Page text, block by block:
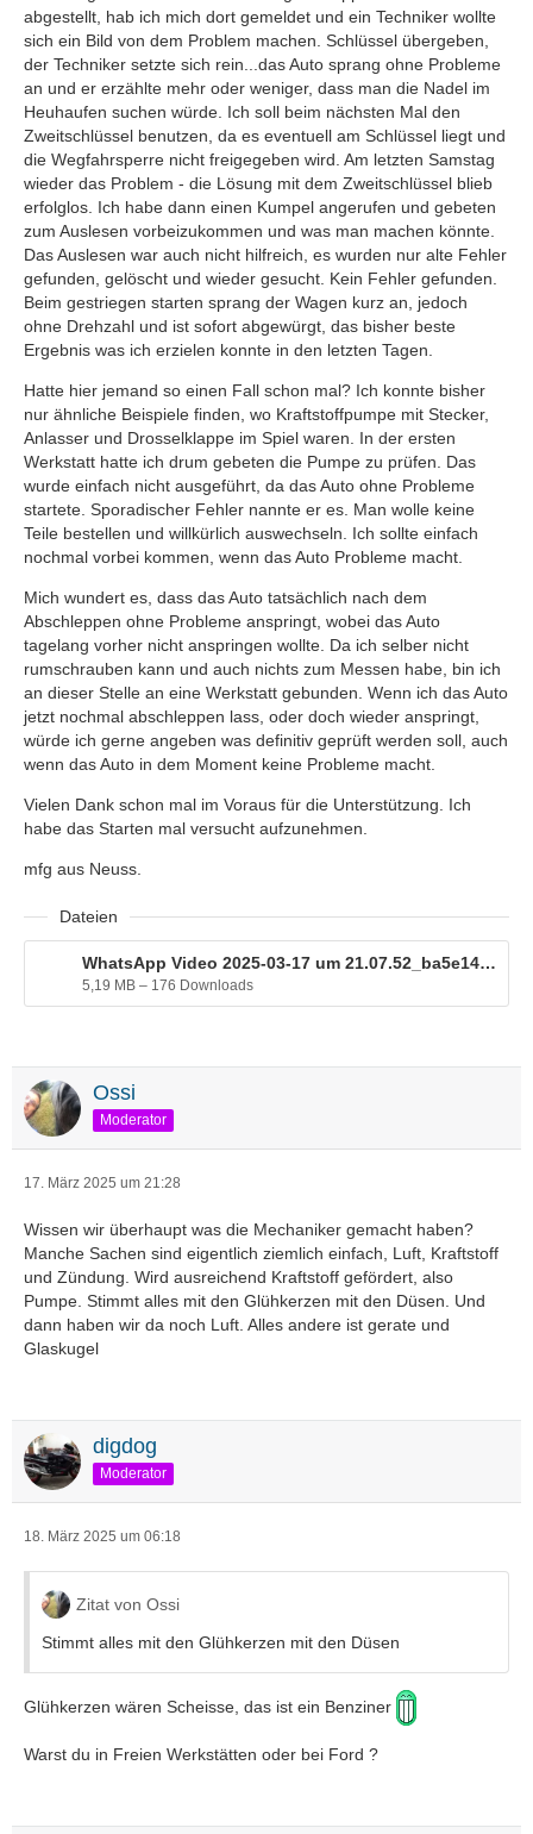
abgestellt, hab ich mich dort gemeldet und ein Techniker wollte
sich ein Bild von dem Problem machen. Schlüssel übergeben,
der Techniker setzte sich rein...das Auto sprang ohne Probleme
an und er erzählte mehr oder weniger, dass man die Nadel im
Heuhaufen suchen würde. Ich soll beim nächsten Mal den
Zweitschlüssel benutzen, da es eventuell am Schlüssel liegt und
die Wegfahrsperre nicht freigegeben wird. Am letzten Samstag
wieder das Problem - die Lösung mit dem Zweitschlüssel blieb
erfolglos. Ich habe dann einen Kumpel angerufen und gebeten
zum Auslesen vorbeizukommen und was man machen könnte.
Das Auslesen war auch nicht hilfreich, es wurden nur alte Fehler
gefunden, gelöscht und wieder gesucht. Kein Fehler gefunden.
Beim gestriegen starten sprang der Wagen kurz an, jedoch
ohne Drehzahl und ist sofort abgewürgt, das bisher beste
Ergebnis was ich erzielen konnte in den letzten Tagen.
Hatte hier jemand so einen Fall schon mal? Ich konnte bisher
nur ähnliche Beispiele finden, wo Kraftstoffpumpe mit Stecker,
Anlasser und Drosselklappe im Spiel waren. In der ersten
Werkstatt hatte ich drum gebeten die Pumpe zu prüfen. Das
wurde einfach nicht ausgeführt, da das Auto ohne Probleme
startete. Sporadischer Fehler nannte er es. Man wolle keine
Teile bestellen und willkürlich auswechseln. Ich sollte einfach
nochmal vorbei kommen, wenn das Auto Probleme macht.
Mich wundert es, dass das Auto tatsächlich nach dem
Abschleppen ohne Probleme anspringt, wobei das Auto
tagelang vorher nicht anspringen wollte. Da ich selber nicht
rumschrauben kann und auch nichts zum Messen habe, bin ich
an dieser Stelle an eine Werkstatt gebunden. Wenn ich das Auto
jetzt nochmal abschleppen lass, oder doch wieder anspringt,
würde ich gerne angeben was definitiv geprüft werden soll, auch
wenn das Auto in dem Moment keine Probleme macht.
Vielen Dank schon mal im Voraus für die Unterstützung. Ich
habe das Starten mal versucht aufzunehmen.
mfg aus Neuss.
Dateien
WhatsApp Video 2025-03-17 um 21.07.52_ba5e1411.zip
5,19 MB – 176 Downloads
Ossi
Moderator
17. März 2025 um 21:28
Wissen wir überhaupt was die Mechaniker gemacht haben?
Manche Sachen sind eigentlich ziemlich einfach, Luft, Kraftstoff
und Zündung. Wird ausreichend Kraftstoff gefördert, also
Pumpe. Stimmt alles mit den Glühkerzen mit den Düsen. Und
dann haben wir da noch Luft. Alles andere ist gerate und
Glaskugel
digdog
Moderator
18. März 2025 um 06:18
Zitat von Ossi
Stimmt alles mit den Glühkerzen mit den Düsen
Glühkerzen wären Scheisse, das ist ein Benziner
Warst du in Freien Werkstätten oder bei Ford ?